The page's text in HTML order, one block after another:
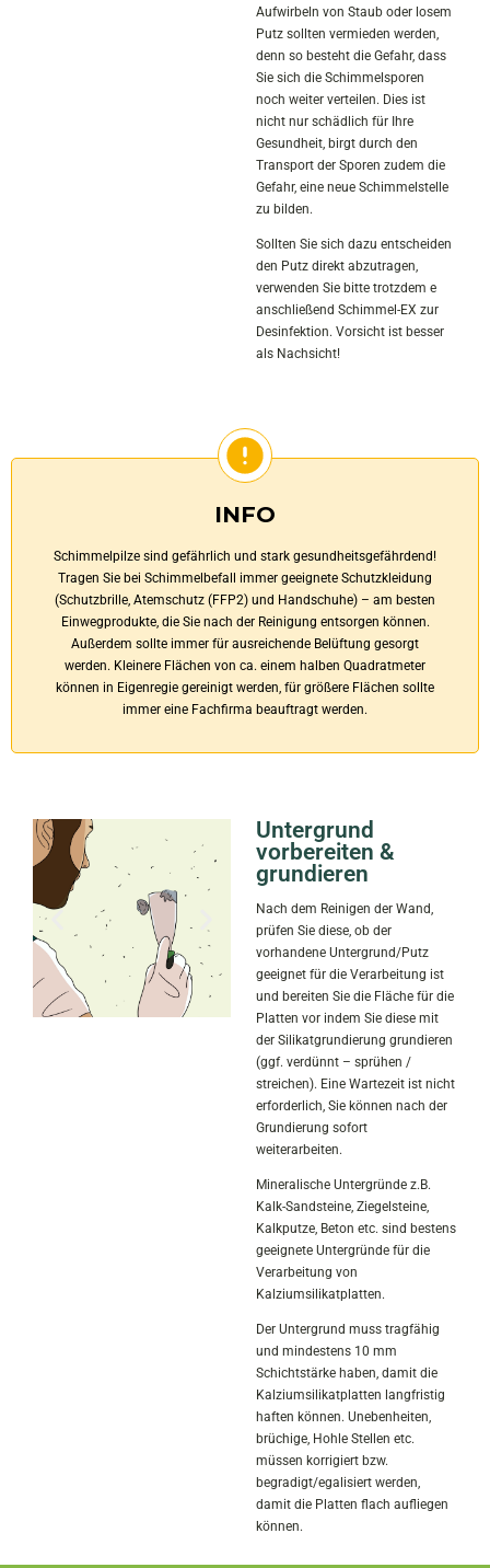
Aufwirbeln von Staub oder losem
Putz sollten vermieden werden,
denn so besteht die Gefahr, dass
Sie sich die Schimmelsporen
noch weiter verteilen. Dies ist
nicht nur schädlich für Ihre
Gesundheit, birgt durch den
Transport der Sporen zudem die
Gefahr, eine neue Schimmelstelle
zu bilden.
Sollten Sie sich dazu entscheiden
den Putz direkt abzutragen,
verwenden Sie bitte trotzdem e
anschließend Schimmel-EX zur
Desinfektion. Vorsicht ist besser
als Nachsicht!
INFO
Schimmelpilze sind gefährlich und stark gesundheitsgefährdend!
Tragen Sie bei Schimmelbefall immer geeignete Schutzkleidung
(Schutzbrille, Atemschutz (FFP2) und Handschuhe) – am besten
Einwegprodukte, die Sie nach der Reinigung entsorgen können.
Außerdem sollte immer für ausreichende Belüftung gesorgt
werden. Kleinere Flächen von ca. einem halben Quadratmeter
können in Eigenregie gereinigt werden, für größere Flächen sollte
immer eine Fachfirma beauftragt werden.
Untergrund
vorbereiten &
grundieren
Nach dem Reinigen der Wand,
prüfen Sie diese, ob der
vorhandene Untergrund/Putz
geeignet für die Verarbeitung ist
und bereiten Sie die Fläche für die
Platten vor indem Sie diese mit
der Silikatgrundierung grundieren
(ggf. verdünnt – sprühen /
streichen). Eine Wartezeit ist nicht
erforderlich, Sie können nach der
Grundierung sofort
weiterarbeiten.
Mineralische Untergründe z.B.
Kalk-Sandsteine, Ziegelsteine,
Kalkputze, Beton etc. sind bestens
geeignete Untergründe für die
Verarbeitung von
Kalziumsilikatplatten.
Der Untergrund muss tragfähig
und mindestens 10 mm
Schichtstärke haben, damit die
Kalziumsilikatplatten langfristig
haften können. Unebenheiten,
brüchige, Hohle Stellen etc.
müssen korrigiert bzw.
begradigt/egalisiert werden,
damit die Platten flach aufliegen
können.